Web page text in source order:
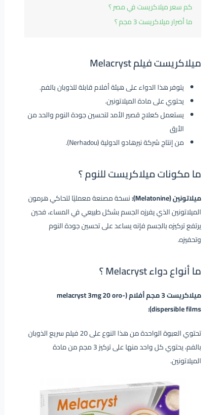
كم سعر ميلاكريست في مصر ؟
ما أضرار ميلاكريست 3 مجم ؟
ميلاكريست فيلم Melacryst
يتوفر هذا الدواء على هيئة أفلام قابلة للذوبان بالفم.
يحتوي على مادة الميلاتونين.
يستعمل كعلاج قصير الأمد لتحسين جودة النوم والحد من
الأرق
من إنتاج شركة نيرهادو الدولية (Nerhadou).
ما مكونات ميلاكريست للنوم ؟
ميلاتونين (Melatonine):
نسخة مصنعة معمليًا لتحاكي هرمون
الميلاتونين الذي يفرزه الجسم بشكل طبيعي في المساء، فحين
يرتفع تركيزه بالجسم فإنه يساعد على تحسين جودة النوم
وتحفيزه.
ما أنواع دواء Melacryst ؟
ميلاكريست 3 مجم أفلام (melacryst 3mg 20 oro-
dispersible films):
تحتوي العبوة الواحدة من هذا النوع على 20 فيلم سريع الذوبان
بالفم، يحتوي كل واحد منها على تركيز 3 مجم من مادة
الميلاتونين.